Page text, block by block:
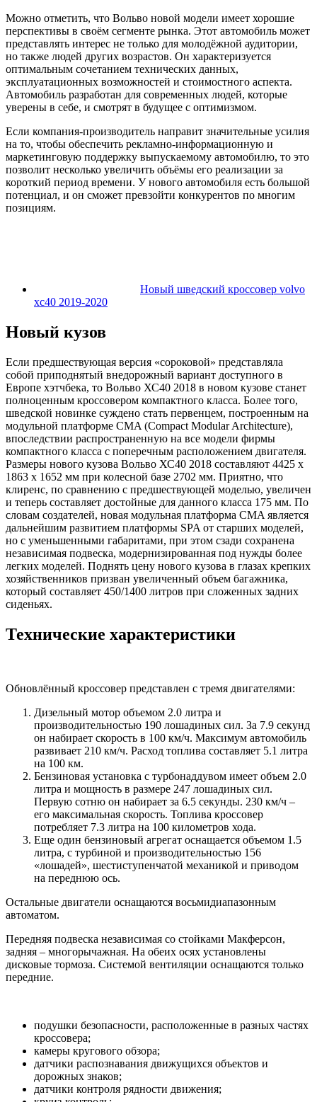
Можно отметить, что Вольво новой модели имеет хорошие
перспективы в своём сегменте рынка. Этот автомобиль может
представлять интерес не только для молодёжной аудитории,
но также людей других возрастов. Он характеризуется
оптимальным сочетанием технических данных,
эксплуатационных возможностей и стоимостного аспекта.
Автомобиль разработан для современных людей, которые
уверены в себе, и смотрят в будущее с оптимизмом.
Если компания-производитель направит значительные усилия
на то, чтобы обеспечить рекламно-информационную и
маркетинговую поддержку выпускаемому автомобилю, то это
позволит несколько увеличить объёмы его реализации за
короткий период времени. У нового автомобиля есть большой
потенциал, и он сможет превзойти конкурентов по многим
позициям.
Новый шведский кроссовер volvo
xc40 2019-2020
Новый кузов
Если предшествующая версия «сороковой» представляла
собой приподнятый внедорожный вариант доступного в
Европе хэтчбека, то Вольво ХС40 2018 в новом кузове станет
полноценным кроссовером компактного класса. Более того,
шведской новинке суждено стать первенцем, построенным на
модульной платформе CMA (Compact Modular Architecture),
впоследствии распространенную на все модели фирмы
компактного класса с поперечным расположением двигателя.
Размеры нового кузова Вольво ХС40 2018 составляют 4425 х
1863 х 1652 мм при колесной базе 2702 мм. Приятно, что
клиренс, по сравнению с предшествующей моделью, увеличен
и теперь составляет достойные для данного класса 175 мм. По
словам создателей, новая модульная платформа CMA является
дальнейшим развитием платформы SPA от старших моделей,
но с уменьшенными габаритами, при этом сзади сохранена
независимая подвеска, модернизированная под нужды более
легких моделей. Поднять цену нового кузова в глазах крепких
хозяйственников призван увеличенный объем багажника,
который составляет 450/1400 литров при сложенных задних
сиденьях.
Технические характеристики
Обновлённый кроссовер представлен с тремя двигателями:
Дизельный мотор объемом 2.0 литра и
производительностью 190 лошадиных сил. За 7.9 секунд
он набирает скорость в 100 км/ч. Максимум автомобиль
развивает 210 км/ч. Расход топлива составляет 5.1 литра
на 100 км.
Бензиновая установка с турбонаддувом имеет объем 2.0
литра и мощность в размере 247 лошадиных сил.
Первую сотню он набирает за 6.5 секунды. 230 км/ч –
его максимальная скорость. Топлива кроссовер
потребляет 7.3 литра на 100 километров хода.
Еще один бензиновый агрегат оснащается объемом 1.5
литра, с турбиной и производительностью 156
«лошадей», шестиступенчатой механикой и приводом
на переднюю ось.
Остальные двигатели оснащаются восьмидиапазонным
автоматом.
Передняя подвеска независимая со стойками Макферсон,
задняя – многорычажная. На обеих осях установлены
дисковые тормоза. Системой вентиляции оснащаются только
передние.
подушки безопасности, расположенные в разных частях
кроссовера;
камеры кругового обзора;
датчики распознавания движущихся объектов и
дорожных знаков;
датчики контроля рядности движения;